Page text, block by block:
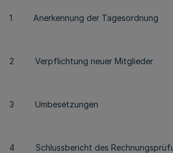
1 Anerkennung der Tagesordnung
2 Verpflichtung neuer Mitglieder
3 Umbesetzungen
4 Schlussbericht des